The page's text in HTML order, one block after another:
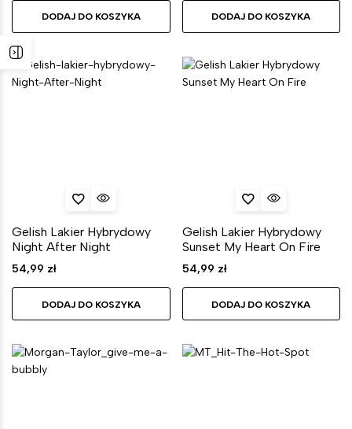
DODAJ DO KOSZYKA DODAJ DO KOSZYKA
Gelish Lakier Hybrydowy
Night After Night
54,99 zł
DODAJ DO KOSZYKA
Gelish Lakier Hybrydowy
Sunset My Heart On Fire
54,99 zł
DODAJ DO KOSZYKA